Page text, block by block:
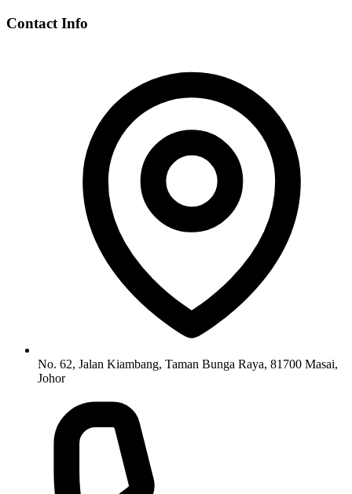
Contact Info
No. 62, Jalan Kiambang, Taman Bunga Raya, 81700 Masai,
Johor